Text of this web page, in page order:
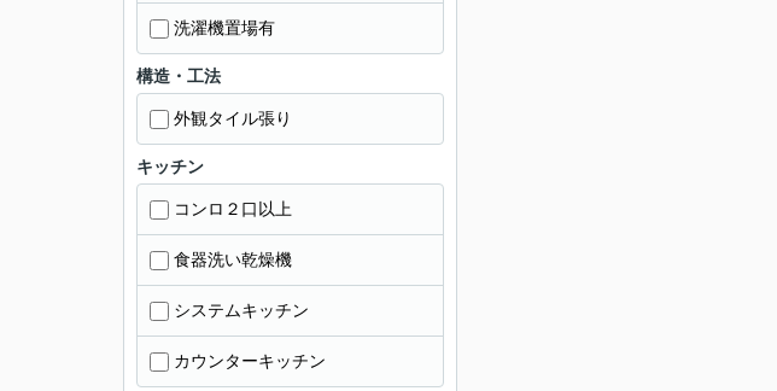
洗濯機置場有
構造・工法
外観タイル張り
キッチン
コンロ２口以上
食器洗い乾燥機
システムキッチン
カウンターキッチン